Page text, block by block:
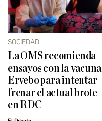
SOCIEDAD
La OMS recomienda
ensayos con la vacuna
Ervebo para intentar
frenar el actual brote
en RDC